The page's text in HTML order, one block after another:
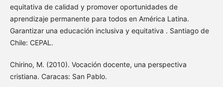
equitativa de calidad y promover oportunidades de
aprendizaje permanente para todos en América Latina.
Garantizar una educación inclusiva y equitativa . Santiago de
Chile: CEPAL.
Chirino, M. (2010). Vocación docente, una perspectiva
cristiana. Caracas: San Pablo.